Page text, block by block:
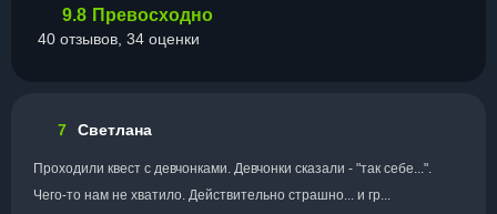
9.8 Превосходно
40 отзывов, 34 оценки
7 Светлана
Проходили квест с девчонками. Девчонки сказали - "так себе...".
Чего-то нам не хватило. Действительно страшно... и гр...